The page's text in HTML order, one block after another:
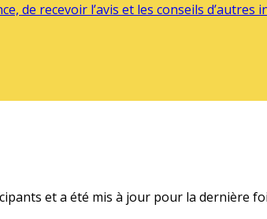
de recevoir l’avis et les conseils
et a été mis à jour pour la dernière